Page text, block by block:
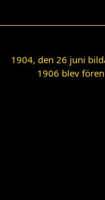
1904, den 26 juni
1906 blev